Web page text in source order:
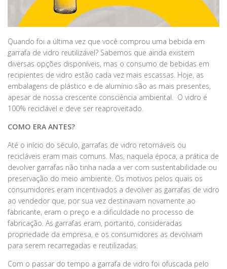
Quando foi a última vez que você comprou uma bebida em
garrafa de vidro reutilizável? Sabemos que ainda existem
diversas opções disponíveis, mas o consumo de bebidas em
recipientes de vidro estão cada vez mais escassas. Hoje, as
embalagens de plástico e de alumínio são as mais presentes,
apesar de nossa crescente consciência ambiental. O vidro é
100% reciclável e deve ser reaproveitado.
COMO ERA ANTES?
Até o início do século, garrafas de vidro retornáveis ​​ou
recicláveis eram mais comuns. Mas, naquela época, a prática de
devolver garrafas não tinha nada a ver com sustentabilidade ou
preservação do meio ambiente. Os motivos pelos quais os
consumidores eram incentivados a devolver as garrafas de vidro
ao vendedor que, por sua vez destinavam novamente ao
fabricante, eram o preço e a dificuldade no processo de
fabricação. As garrafas eram, portanto, consideradas
propriedade da empresa, e os consumidores as devolviam
para serem recarregadas e reutilizadas.
Com o passar do tempo a garrafa de vidro foi ofuscada pelo